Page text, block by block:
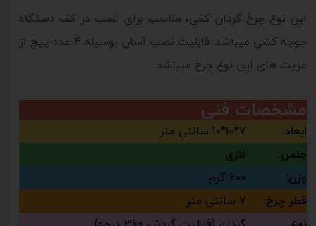
این نوع چرخ گردان کفی، مناسب برای نصب در کف دستگاه
جوجه کشی میباشد. قابلیت نصب آسان بوسیله 4 عدد پیچ از
مزیت های این نوع چرخ میباشد.
مشخصات فنی
ابعاد:
7*10*10 سانتی متر
جنس:
فلزی
وزن:
600 گرم
قطر چرخ:
7 سانتی متر